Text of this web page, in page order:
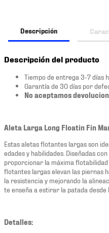
Descripción
Descripción del producto
Tiempo de entrega 3-7 días
Garantía de 30 días por
No aceptamos
Aleta Larga Long Floatin Fin
Estas aletas flotantes largas son
edades y habilidades. Diseñadas
proporcionar la máxima
flotantes largas elevan las piernas
la resistencia y mejorando la
te enseña a estirar la patada desde
Detalles: